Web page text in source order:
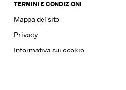
TERMINI E CONDIZIONI
Mappa del sito
Privacy
Informativa sui cookie